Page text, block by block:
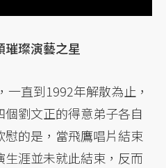
璨演藝之星
直到1992年解散為止，
劉文正的得意弟子各自
的是，當飛鷹唱片結束
涯並未就此結束，反而